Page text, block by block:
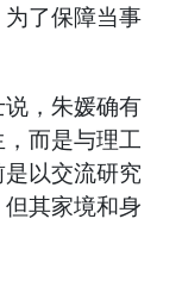
了保障当事
，朱媛确有
而是与理工
以交流研究
其家境和身